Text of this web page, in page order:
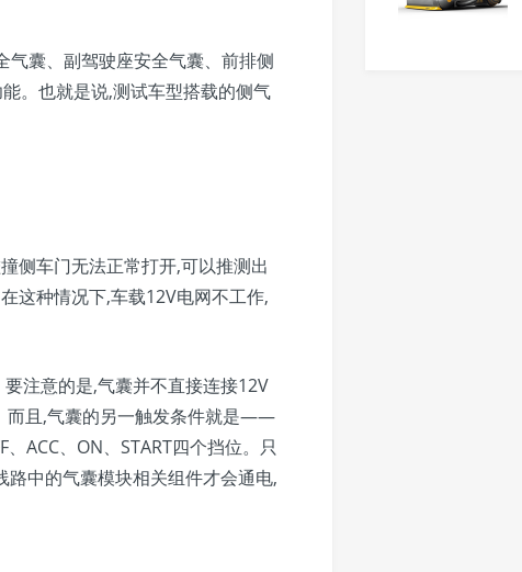
囊、副驾驶座安全气囊、前排侧
。也就是说,测试车型搭载的侧气
侧车门无法正常打开,可以推测出
这种情况下,车载12V电网不工作,
注意的是,气囊并不直接连接12V
而且,气囊的另一触发条件就是——
ACC、ON、START四个挡位。只
路中的气囊模块相关组件才会通电,